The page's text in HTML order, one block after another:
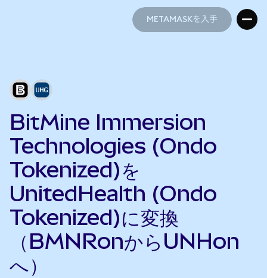
METAMASKを入手
BitMine Immersion
Technologies (Ondo
Tokenized)を
UnitedHealth (Ondo
Tokenized)に変換
（BMNRonからUNHon
へ）